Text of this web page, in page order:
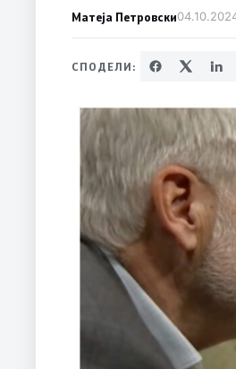
Матеја Петровски
СПОДЕЛИ: